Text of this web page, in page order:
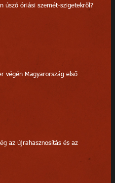
úszó óriási szemét-szigetekről?
végén Magyarország első
az újrahasznosítás és az